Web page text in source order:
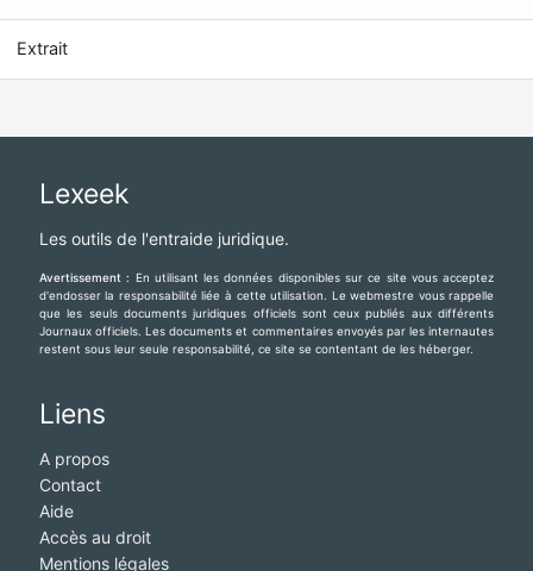
Extrait
Lexeek
Les outils de l'entraide juridique.
Avertissement : En utilisant les données disponibles sur ce site vous acceptez
d'endosser la responsabilité liée à cette utilisation. Le webmestre vous rappelle
que les seuls documents juridiques officiels sont ceux publiés aux différents
Journaux officiels. Les documents et commentaires envoyés par les internautes
restent sous leur seule responsabilité, ce site se contentant de les héberger.
Liens
A propos
Contact
Aide
Accès au droit
Mentions légales